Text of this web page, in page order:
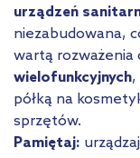
urządzeń
niezabudowana,
wartą rozważenia
wielofunkcyjnych,
półką na
sprzętów.
Pamiętaj: